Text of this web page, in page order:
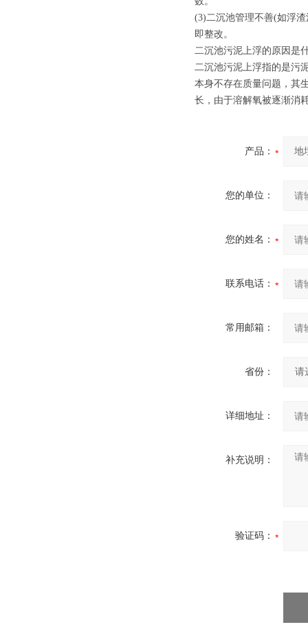
(3)二沉池管理不善(如浮
即整改。
二沉池污泥上浮的原因是
二沉池污泥上浮指的是污
本身不存在质量问题，其
长，由于溶解氧被逐渐消
产品：
您的单位：
您的姓名：
联系电话：
常用邮箱：
省份：
详细地址：
补充说明：
验证码：